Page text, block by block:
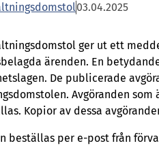
03.04.2025
ger ut ett
ärenden. En
De publicerade
Avgöranden
Kopior av dessa
beställas per e-post från